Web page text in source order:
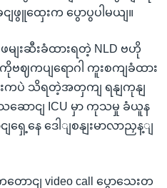
ဖွူထှေးက ပွောပွပါမယျ။
ဖမျးဆီးခံထားရတဲ့ NLD ဗဟို
ဗဈကပျရောဂါ ကူးစကျခံထား
ကပဲ သိရတဲ့အတှကျ ရနျကုနျ
ောငျ ICU မှာ ကုသမှု ခံယူန
ေ့နေ ဒေါျစနျးမာလာညှန့ျ
ာငျ video call ပွောသေးတ